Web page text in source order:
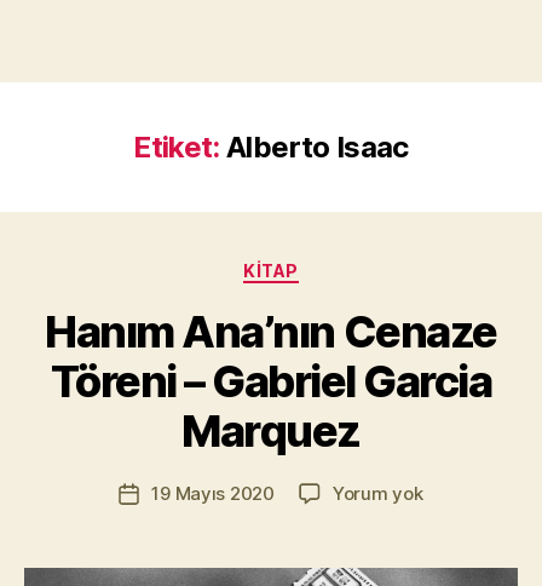
Etiket: Alberto Isaac
Kategoriler
KITAP
Hanım Ana’nın Cenaze
Töreni – Gabriel Garcia
Marquez
Yazının
yazarı
z
a
r
u
a
kı
Yazı19 Mayıs 2020 Yorum yokHanım
Töreni